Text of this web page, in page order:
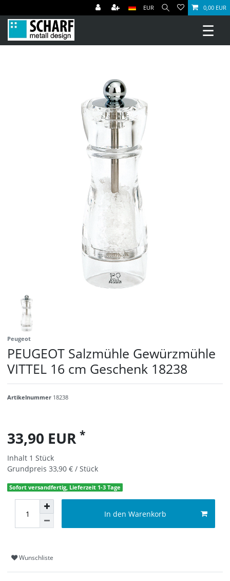
EUR 0,00 EUR
☰
Peugeot
PEUGEOT Salzmühle Gewürzmühle
VITTEL 16 cm Geschenk 18238
Artikelnummer 18238
33,90 EUR *
Inhalt 1 Stück
Grundpreis 33,90 € / Stück
Sofort versandfertig, Lieferzeit 1-3 Tage
In den Warenkorb
Wunschliste